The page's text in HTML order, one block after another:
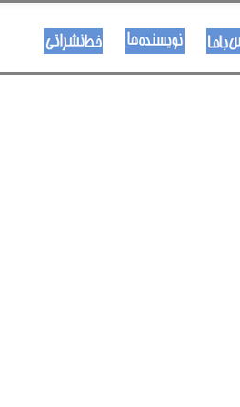
اړیکی نویسنده ها